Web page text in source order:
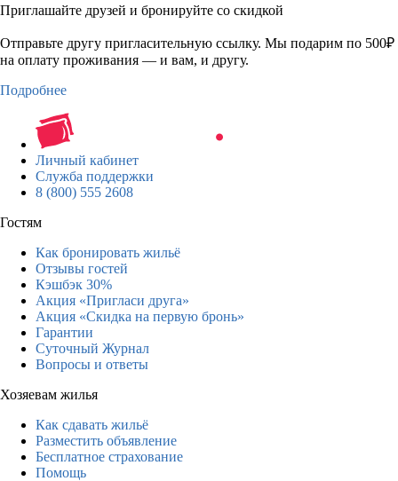
Приглашайте друзей и бронируйте со скидкой
Отправьте другу пригласительную ссылку. Мы подарим по 500₽
на оплату проживания — и вам, и другу.
Подробнее
Личный кабинет
Служба поддержки
8 (800) 555 2608
Гостям
Как бронировать жильё
Отзывы гостей
Кэшбэк 30%
Акция «Пригласи друга»
Акция «Скидка на первую бронь»
Гарантии
Суточный Журнал
Вопросы и ответы
Хозяевам жилья
Как сдавать жильё
Разместить объявление
Бесплатное страхование
Помощь